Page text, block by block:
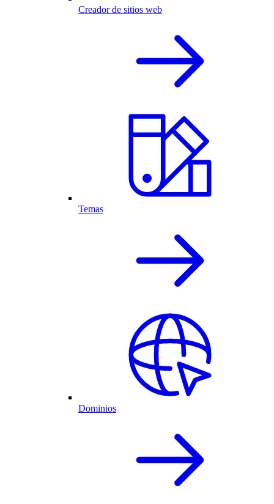
Creador de sitios web
Temas
Dominios